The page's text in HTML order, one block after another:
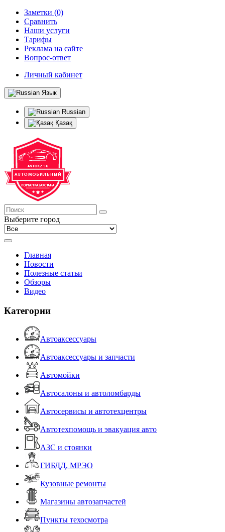
Заметки (0)
Сравнить
Наши услуги
Тарифы
Реклама на сайте
Вопрос-ответ
Личный кабинет
Язык
Russian
Қазақ
Выберите город
Главная
Новости
Полезные статьи
Обзоры
Видео
Категории
Автоаксессуары
Автоаксессуары и запчасти
Автомойки
Автосалоны и автоломбарды
Автосервисы и автотехцентры
Автотехпомощь и эвакуация авто
АЗС и стоянки
ГИБДД, МРЭО
Кузовные ремонты
Магазины автозапчастей
Пункты техосмотра